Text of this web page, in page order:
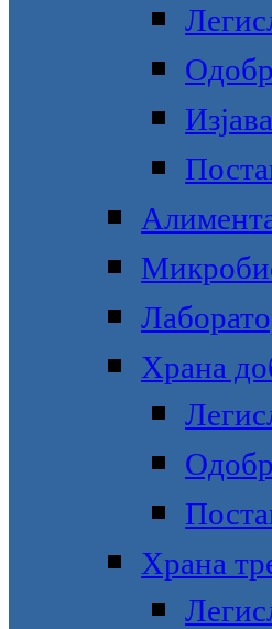
Храна
Храна